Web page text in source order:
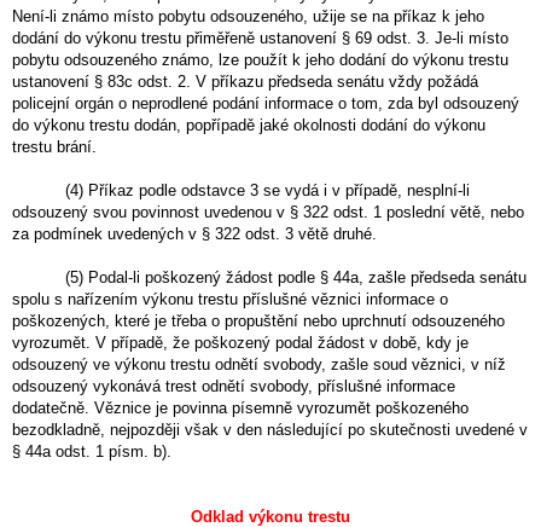
Není-li známo místo pobytu odsouzeného, užije se na příkaz k jeho
dodání do výkonu trestu přiměřeně ustanovení § 69 odst. 3. Je-li místo
pobytu odsouzeného známo, lze použít k jeho dodání do výkonu trestu
ustanovení § 83c odst. 2. V příkazu předseda senátu vždy požádá
policejní orgán o neprodlené podání informace o tom, zda byl odsouzený
do výkonu trestu dodán, popřípadě jaké okolnosti dodání do výkonu
trestu brání.
(4) Příkaz podle odstavce 3 se vydá i v případě, nesplní-li
odsouzený svou povinnost uvedenou v § 322 odst. 1 poslední větě, nebo
za podmínek uvedených v § 322 odst. 3 větě druhé.
(5) Podal-li poškozený žádost podle § 44a, zašle předseda senátu
spolu s nařízením výkonu trestu příslušné věznici informace o
poškozených, které je třeba o propuštění nebo uprchnutí odsouzeného
vyrozumět. V případě, že poškozený podal žádost v době, kdy je
odsouzený ve výkonu trestu odnětí svobody, zašle soud věznici, v níž
odsouzený vykonává trest odnětí svobody, příslušné informace
dodatečně. Věznice je povinna písemně vyrozumět poškozeného
bezodkladně, nejpozději však v den následující po skutečnosti uvedené v
§ 44a odst. 1 písm. b).
Odklad výkonu trestu